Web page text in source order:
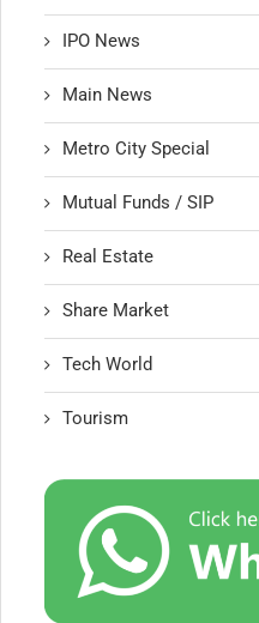
IPO News
Main News
Metro City Special
Mutual Funds / SIP
Real Estate
Share Market
Tech World
Tourism